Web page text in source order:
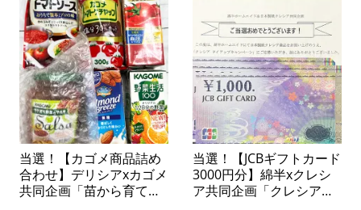
当選！【カゴメ商品詰め
合わせ】デリシアxカゴメ
共同企画「苗から育てて
当選！【JCBギフトカード
3000円分】綿半xクレシ
ア共同企画「クレシアタ